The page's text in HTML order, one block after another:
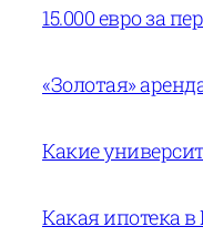
15.000 евро за
«Золотая»
Какие
Какая ипотека